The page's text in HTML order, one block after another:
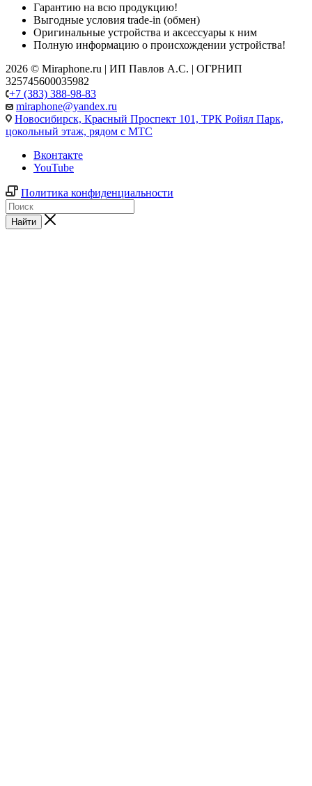
Гарантию на всю продукцию!
Выгодные условия trade-in (обмен)
Оригинальные устройства и аксессуары к ним
Полную информацию о происхождении устройства!
2026 © Miraphone.ru | ИП Павлов А.С. | ОГРНИП
325745600035982
+7 (383) 388-98-83
miraphone@yandex.ru
Новосибирск, Красный Проспект 101, ТРК Ройял Парк,
цокольный этаж, рядом с МТС
Вконтакте
YouTube
Политика конфиденциальности
Найти